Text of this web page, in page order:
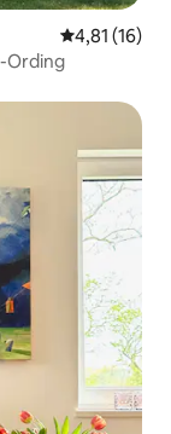
4,81 (16)
Ording